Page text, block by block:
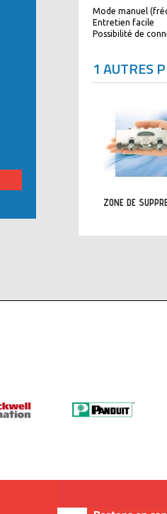
Mode manuel
Entretien facile
Possibilité de
1 AUTRES
ZONE DE